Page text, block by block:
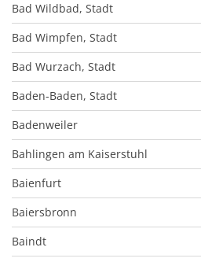
Bad Wildbad, Stadt
Bad Wimpfen, Stadt
Bad Wurzach, Stadt
Baden-Baden, Stadt
Badenweiler
Bahlingen am Kaiserstuhl
Baienfurt
Baiersbronn
Baindt